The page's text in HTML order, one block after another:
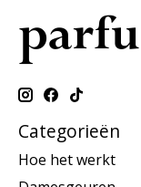
Categorieën
Hoe het werkt